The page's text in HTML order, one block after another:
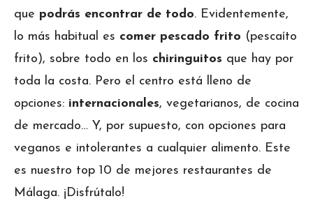
que podrás encontrar de todo. Evidentemente,
lo más habitual es comer pescado frito (pescaíto
frito), sobre todo en los chiringuitos que hay por
toda la costa. Pero el centro está lleno de
opciones: internacionales, vegetarianos, de cocina
de mercado… Y, por supuesto, con opciones para
veganos e intolerantes a cualquier alimento. Este
es nuestro top 10 de mejores restaurantes de
Málaga. ¡Disfrútalo!